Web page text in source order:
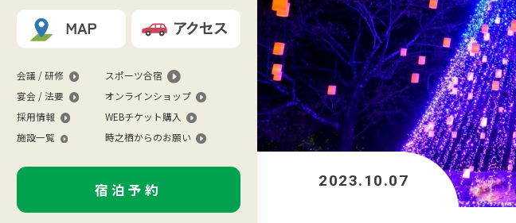
会議 / 研修
スポーツ合宿
宴会 / 法要
オンラインショップ
採用情報
WEBチケット購入
施設一覧
時之栖からのお願い
宿泊予約 2023.10.07